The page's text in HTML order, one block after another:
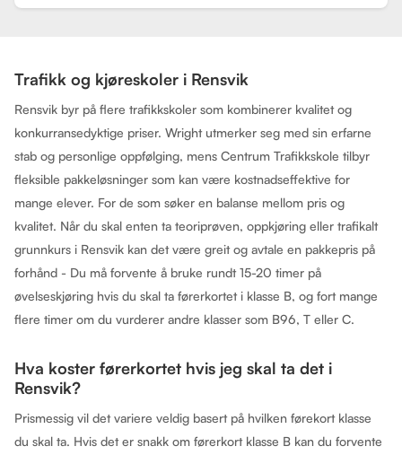
Trafikk og kjøreskoler i Rensvik
Rensvik byr på flere trafikkskoler som kombinerer kvalitet og
konkurransedyktige priser. Wright utmerker seg med sin erfarne
stab og personlige oppfølging, mens Centrum Trafikkskole tilbyr
fleksible pakkeløsninger som kan være kostnadseffektive for
mange elever. For de som søker en balanse mellom pris og
kvalitet. Når du skal enten ta teoriprøven, oppkjøring eller trafikalt
grunnkurs i Rensvik kan det være greit og avtale en pakkepris på
forhånd - Du må forvente å bruke rundt 15-20 timer på
øvelseskjøring hvis du skal ta førerkortet i klasse B, og fort mange
flere timer om du vurderer andre klasser som B96, T eller C.
Hva koster førerkortet hvis jeg skal ta det i
Rensvik?
Prismessig vil det variere veldig basert på hvilken førekort klasse
du skal ta. Hvis det er snakk om førerkort klasse B kan du forvente